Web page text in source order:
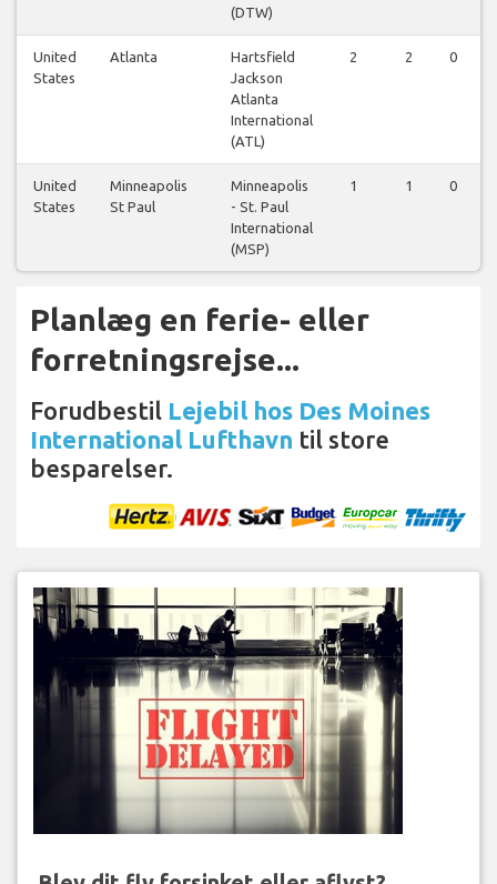
(DTW)
United
States
Atlanta
Hartsfield
Jackson
Atlanta
International
(ATL)
2 2 0
United
States
Minneapolis
St Paul
Minneapolis
- St. Paul
International
(MSP)
1 1 0
Planlæg en ferie- eller
forretningsrejse...
Forudbestil Lejebil hos Des Moines
International Lufthavn til store
besparelser.